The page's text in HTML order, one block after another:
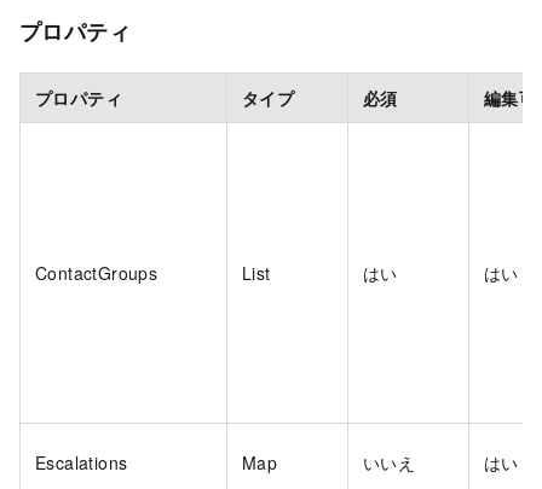
プロパティ
プロパティ タイプ 必須 編集可
ContactGroups List はい はい
Escalations Map いいえ はい